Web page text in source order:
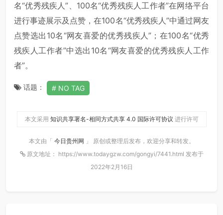
名“优秀残疾人”、100名“优秀残疾人工作者”在网络平台
进行事迹展示及点赞，在100名“优秀残疾人”中通过网友
点赞选出10名“网友喜爱的优秀残疾人”；在100名“优秀
残疾人工作者”中选出10名“网友喜爱的优秀残疾人工作
者”。
话题： NO TAG
本文采用 知识共享署名-相同方式共享 4.0 国际许可协议 进行许可
本文由「 今日贵州网 」 原创或整理后发布，欢迎分享和转发。
原文地址： https://www.todaygzw.com/gongyi/7441.html 发布于
2022年2月16日